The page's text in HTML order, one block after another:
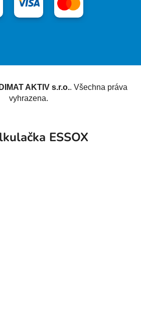
AKTIV s.r.o.. Všechna práva
vyhrazena.
ESSOX